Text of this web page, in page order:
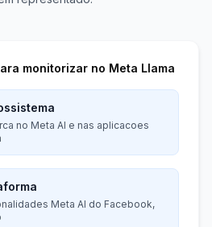
monitorizar no Meta Llama
no Meta AI e nas aplicacoes
Meta AI do Facebook,